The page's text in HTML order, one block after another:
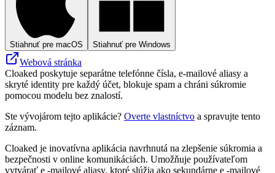
Stiahnuť pre macOS Stiahnuť pre Windows
Webová stránka
Cloaked poskytuje separátne telefónne čísla, e‑mailové aliasy a
skryté identity pre každý účet, blokuje spam a chráni súkromie
pomocou modelu bez znalostí.
Ste vývojárom tejto aplikácie? Overte vlastníctvo a spravujte tento
záznam.
Cloaked je inovatívna aplikácia navrhnutá na zlepšenie súkromia a
bezpečnosti v online komunikáciách. Umožňuje používateľom
vytvárať e -mailové aliasy, ktoré slúžia ako sekundárne e -mailové